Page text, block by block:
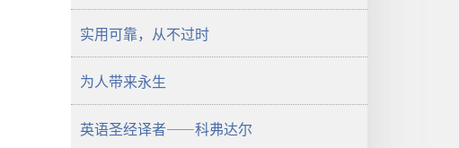
实用可靠，从不过时
为人带来永生
英语圣经译者——科弗达尔